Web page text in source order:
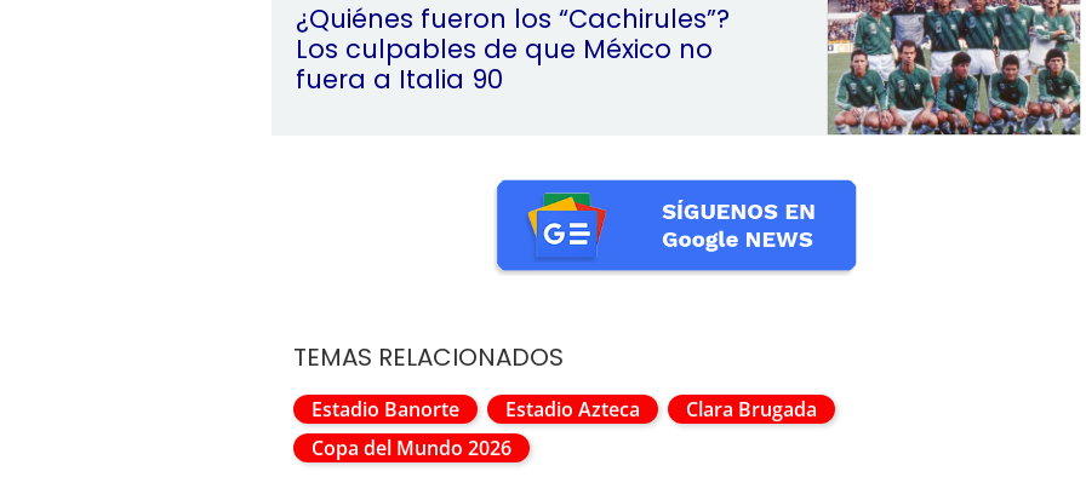
¿Quiénes fueron los “Cachirules”?
Los culpables de que México no
fuera a Italia 90
TEMAS RELACIONADOS
Estadio Banorte Estadio Azteca
Clara Brugada
Copa del Mundo 2026